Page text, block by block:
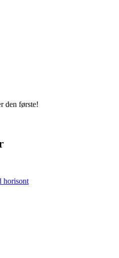
den første!
horisont